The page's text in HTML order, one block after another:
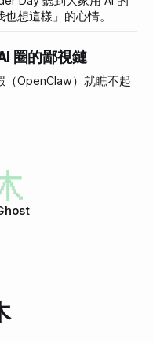
想這樣」的心情。
圈的鄙視鏈
OpenClaw）就瞧不起